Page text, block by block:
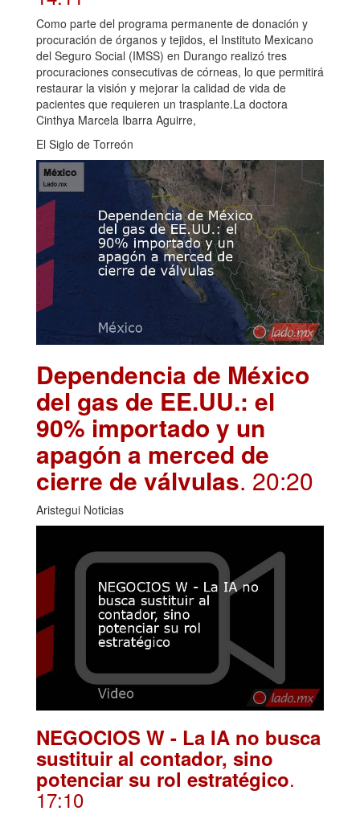
Como parte del programa permanente de donación y
procuración de órganos y tejidos, el Instituto Mexicano
del Seguro Social (IMSS) en Durango realizó tres
procuraciones consecutivas de córneas, lo que permitirá
restaurar la visión y mejorar la calidad de vida de
pacientes que requieren un trasplante.La doctora
Cinthya Marcela Ibarra Aguirre,
El Siglo de Torreón
Dependencia de México
del gas de EE.UU.: el
90% importado y un
apagón a merced de
cierre de válvulas. 20:20
Aristegui Noticias
NEGOCIOS W - La IA no busca
sustituir al contador, sino
potenciar su rol estratégico.
17:10